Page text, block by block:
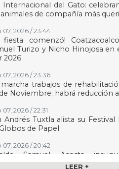
Internacional del Gato:
animales de compañía más
07, 2026 / 23:44
fiesta comenzó!
Turizo y Nicho Hinojosa en
2026
07, 2026 / 23:36
trabajos de
Noviembre; habrá reducción
2026 / 22:31
Andrés Tuxtla alista su
de Papel
07, 2026 / 20:42
Samuel Acosta
en El TejarLEER +